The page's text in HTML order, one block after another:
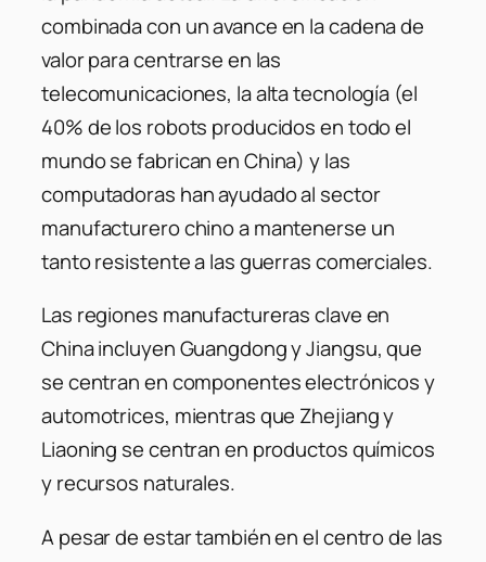
combinada con un avance en la cadena de
valor para centrarse en las
telecomunicaciones, la alta tecnología (el
40% de los robots producidos en todo el
mundo se fabrican en China) y las
computadoras han ayudado al sector
manufacturero chino a mantenerse un
tanto resistente a las guerras comerciales.
Las regiones manufactureras clave en
China incluyen Guangdong y Jiangsu, que
se centran en componentes electrónicos y
automotrices, mientras que Zhejiang y
Liaoning se centran en productos químicos
y recursos naturales.
A pesar de estar también en el centro de las